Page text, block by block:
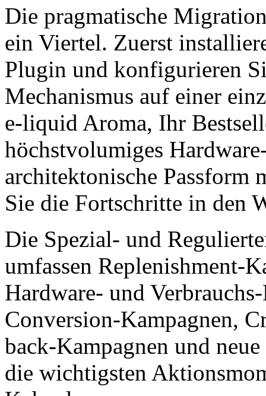
Die pragmatische
ein Viertel. Zuerst
Plugin und konfigurieren
Mechanismus auf einer
e-liquid Aroma, Ihr
höchstvolumiges
architektonische Passform
Sie die Fortschritte in den
Die Spezial- und
umfassen Replenishment-
Hardware- und
Conversion-Kampagnen,
back-Kampagnen und
die wichtigsten